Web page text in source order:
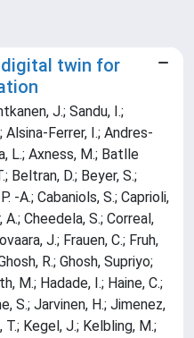
digital twin for
J.; Sandu, I.;
Ferrer, I.; Andres-
L.; Axness, M.; Batlle
Beltran, D.; Beyer, S.;
-A.; Cabaniols, S.; Caprioli,
Cheedela, S.; Correal,
J.; Frauen, C.; Fruh,
R.; Ghosh, Supriyo;
M.; Hadade, I.; Haine, C.;
S.; Jarvinen, H.; Jimenez,
T.; Kegel, J.; Kelbling, M.;